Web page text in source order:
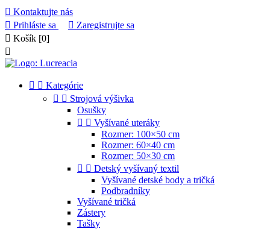
 Kontaktujte nás
 Prihláste sa  Zaregistrujte sa
 Košík [0]

  Kategórie
  Strojová výšivka
Osušky
  Vyšívané uteráky
Rozmer: 100×50 cm
Rozmer: 60×40 cm
Rozmer: 50×30 cm
  Detský vyšívaný textil
Vyšívané detské body a tričká
Podbradníky
Vyšívané tričká
Zástery
Tašky